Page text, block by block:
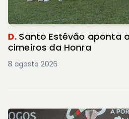
D. Santo Estêvão aponta
cimeiros da Honra
8 agosto 2026